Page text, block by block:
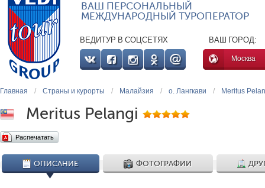
ВАШ ПЕРСОНАЛЬНЫЙ
МЕЖДУНАРОДНЫЙ ТУРОПЕРАТОР
ВЕДИТУР В СОЦСЕТЯХ ВАШ ГОРОД:
Москва
Главная / Страны и курорты / Малайзия / о. Лангкави / Meritus
Meritus Pelangi
Распечатать
ОПИСАНИЕ ФОТОГРАФИИ